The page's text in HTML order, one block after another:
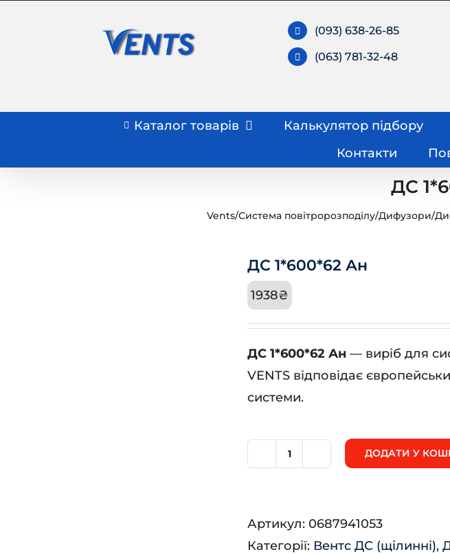
(093) 638-26-85
(063) 781-32-48
Каталог товарів Калькулятор підбору
Контакти
ДС
Vents/Система повітророзподілу/Дифузори/
ДС 1*600*62 Ан
1938₴
ДС 1*600*62 Ан — виріб для
VENTS відповідає
системи.
кількість
ДОДАТИ У
Артикул: 0687941053
Категорії: Вентс ДС (щілинні),